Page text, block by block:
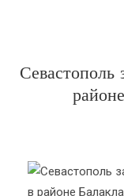
Севастополь